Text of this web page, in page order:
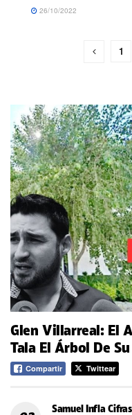
26/10/2022
1
Glen Villarreal: El
Tala El Árbol De Su
Compartir Twittear
Samuel Infla